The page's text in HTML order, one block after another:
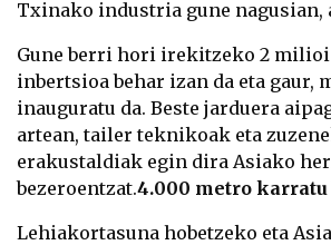
Txinako industria gune nagusian,
Gune berri hori irekitzeko 2
inbertsioa behar izan da eta gaur,
inauguratu da. Beste jarduera
artean, tailer teknikoak eta
erakustaldiak egin dira Asiako
bezeroentzat.4.000 metro
Lehiakortasuna hobetzeko eta